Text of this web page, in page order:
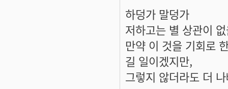
하덩가 말덩가
저하고는 별 상관이
만약 이 것을 기회로
길 일이겠지만,
그렇지 않더라도 더